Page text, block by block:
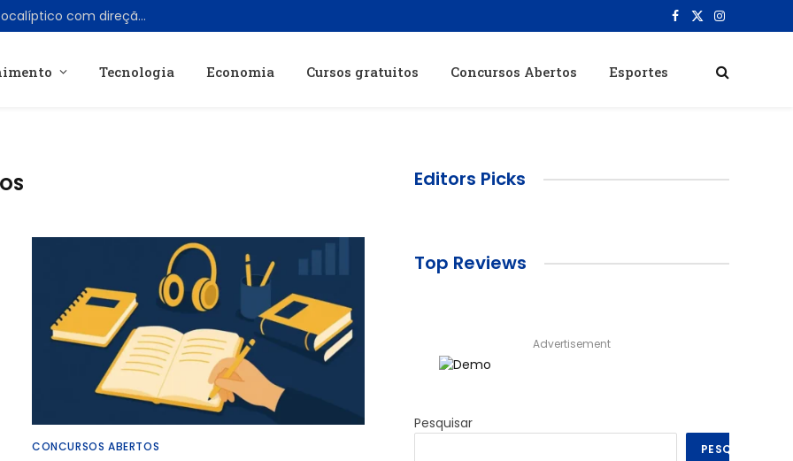
Josh Holloway retorna em filme pós-apocalíptico com direção de novo talento do gênero Facebook
X
Instagram
Tecnologia Economia Cursos gratuitos Concursos Abertos Esportes
CONCURSOS ABERTOS
Editors Picks
Top Reviews
Advertisement
Pesquisar
PESQUISAR